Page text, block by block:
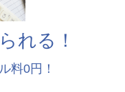
れる！
料0円！